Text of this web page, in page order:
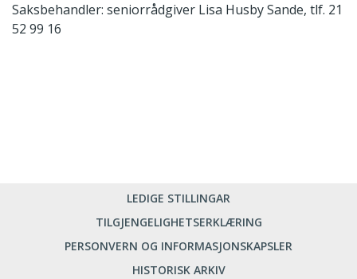
Saksbehandler: seniorrådgiver Lisa Husby Sande, tlf. 21
52 99 16
LEDIGE STILLINGAR
TILGJENGELIGHETSERKLÆRING
PERSONVERN OG INFORMASJONSKAPSLER
HISTORISK ARKIV